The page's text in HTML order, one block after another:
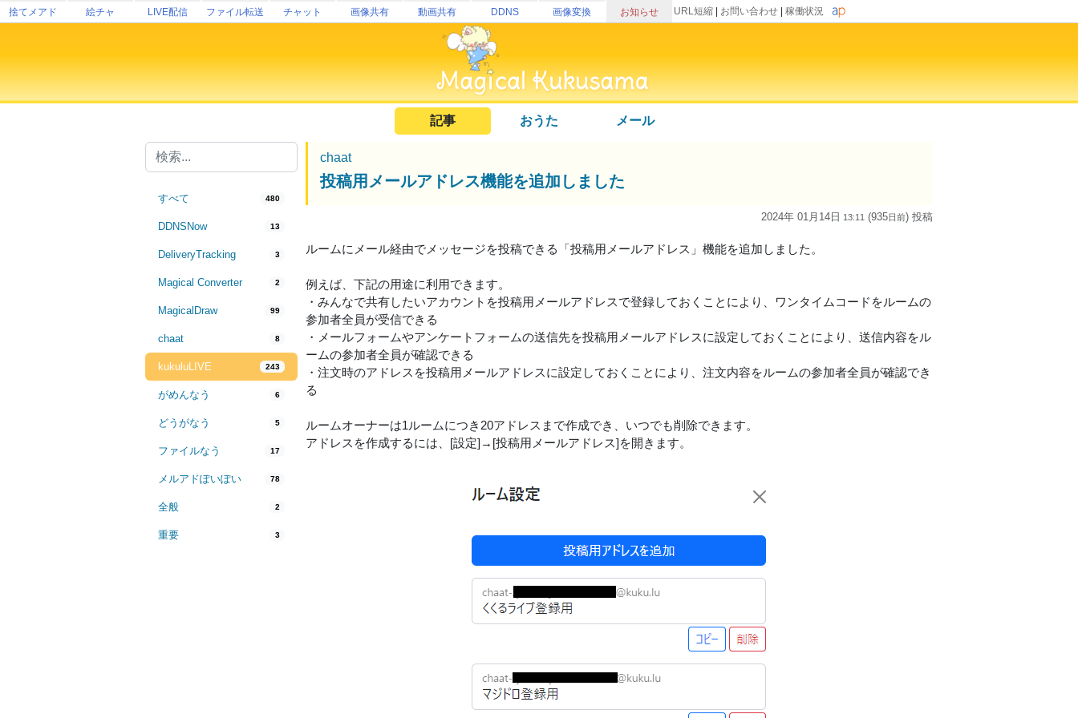
捨てメアド 絵チャ LIVE配信 ファイル転送 チャット 画像共有 動画共有 DDNS 画像変換 お知らせ URL短縮 お問い合わせ 稼働状況
記事 おうた メール
すべて 480
DDNSNow 13
DeliveryTracking 3
Magical Converter 2
MagicalDraw 99
chaat 8
kukuluLIVE 243
がめんなう 6
どうがなう 5
ファイルなう 17
メルアドぽいぽい 78
全般 2
重要 3
chaat
投稿用メールアドレス機能を追加しました
2024年 01月14日 13:11 (935日前) 投稿
ルームにメール経由でメッセージを投稿できる「投稿用メールアドレス」機能を追加しました。
例えば、下記の用途に利用できます。
・みんなで共有したいアカウントを投稿用メールアドレスで登録しておくことにより、ワンタイムコードをルームの
参加者全員が受信できる
・メールフォームやアンケートフォームの送信先を投稿用メールアドレスに設定しておくことにより、送信内容をル
ームの参加者全員が確認できる
・注文時のアドレスを投稿用メールアドレスに設定しておくことにより、注文内容をルームの参加者全員が確認でき
る
ルームオーナーは1ルームにつき20アドレスまで作成でき、いつでも削除できます。
アドレスを作成するには、[設定]→[投稿用メールアドレス]を開きます。